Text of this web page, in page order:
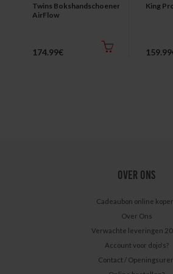
Twins Bokshandschoenen BGVL3
AirFlow
174.99€
King
OVER ONS
Cadeaubon online
Over Ons
Verwachte leveringen
Account voor dojo's?
Contact /